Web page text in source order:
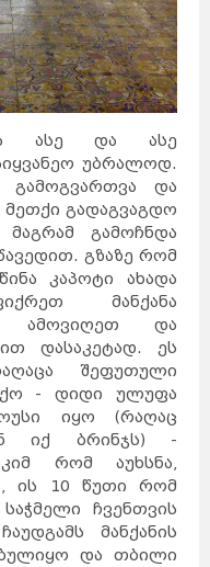
ასე და ასე
უბრალოდ.
და
მეთქი გადაგვაგდო
გამოჩნდა
გზაზე რომ
კაპოტი ახადა
მანქანა
ამოვიღეთ და
დასაკეტად. ეს
შეფუთული
- დიდი ულუფა
იყო (რაღაც
იქ ბრინჯს) -
რომ აუხსნა,
ის 10 წუთი რომ
ჩვენთვის
მანქანის
და თბილი